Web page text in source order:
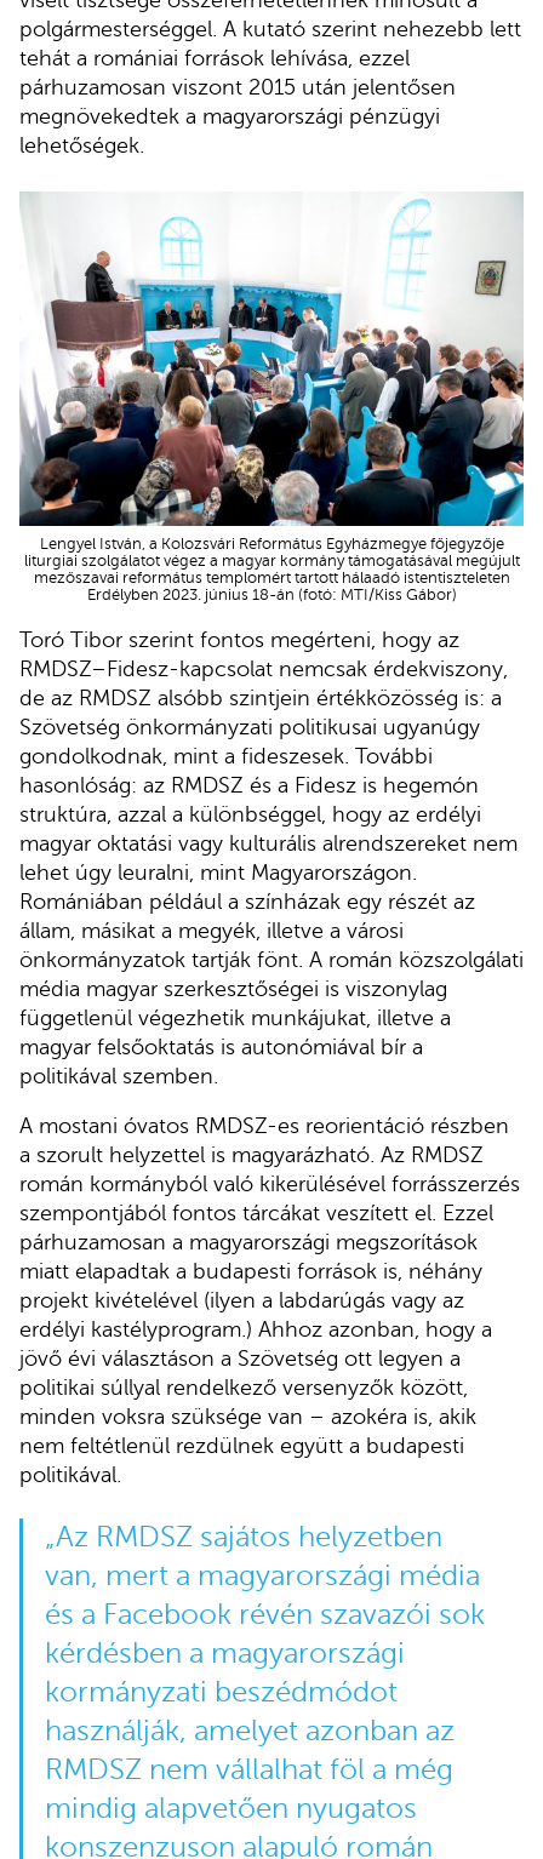
polgármesterséggel. A kutató szerint nehezebb lett
tehát a romániai források lehívása, ezzel
párhuzamosan viszont 2015 után jelentősen
megnövekedtek a magyarországi pénzügyi
lehetőségek.
Lengyel István, a Kolozsvári Református Egyházmegye főjegyzője
liturgiai szolgálatot végez a magyar kormány támogatásával megújult
mezőszavai református templomért tartott hálaadó istentiszteleten
Erdélyben 2023. június 18-án (fotó: MTI/Kiss Gábor)
Toró Tibor szerint fontos megérteni, hogy az
RMDSZ–Fidesz-kapcsolat nemcsak érdekviszony,
de az RMDSZ alsóbb szintjein értékközösség is: a
Szövetség önkormányzati politikusai ugyanúgy
gondolkodnak, mint a fideszesek. További
hasonlóság: az RMDSZ és a Fidesz is hegemón
struktúra, azzal a különbséggel, hogy az erdélyi
magyar oktatási vagy kulturális alrendszereket nem
lehet úgy leuralni, mint Magyarországon.
Romániában például a színházak egy részét az
állam, másikat a megyék, illetve a városi
önkormányzatok tartják fönt. A román közszolgálati
média magyar szerkesztőségei is viszonylag
függetlenül végezhetik munkájukat, illetve a
magyar felsőoktatás is autonómiával bír a
politikával szemben.
A mostani óvatos RMDSZ-es reorientáció részben
a szorult helyzettel is magyarázható. Az RMDSZ
román kormányból való kikerülésével forrásszerzés
szempontjából fontos tárcákat veszített el. Ezzel
párhuzamosan a magyarországi megszorítások
miatt elapadtak a budapesti források is, néhány
projekt kivételével (ilyen a labdarúgás vagy az
erdélyi kastélyprogram.) Ahhoz azonban, hogy a
jövő évi választáson a Szövetség ott legyen a
politikai súllyal rendelkező versenyzők között,
minden voksra szüksége van – azokéra is, akik
nem feltétlenül rezdülnek együtt a budapesti
politikával.
„Az RMDSZ sajátos helyzetben
van, mert a magyarországi média
és a Facebook révén szavazói sok
kérdésben a magyarországi
kormányzati beszédmódot
használják, amelyet azonban az
RMDSZ nem vállalhat föl a még
mindig alapvetően nyugatos
konszenzuson alapuló román